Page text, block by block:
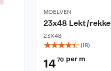
MOELVEN
23x48 Lekt/rekke
23X48
☆☆☆☆☆ (18)
1470 per m